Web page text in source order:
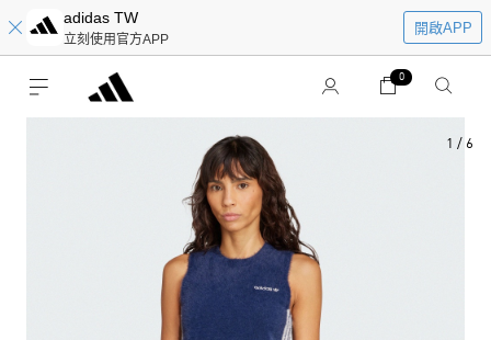
adidas TW
立刻使用官方APP
開啟APP
0
1 / 6